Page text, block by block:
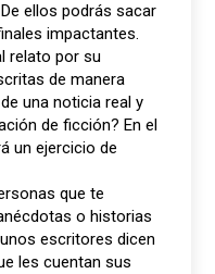
ellos podrás sacar
impactantes.
relato por su
de manera
una noticia real y
de ficción? En el
un ejercicio de
que te
o historias
escritores dicen
les cuentan sus